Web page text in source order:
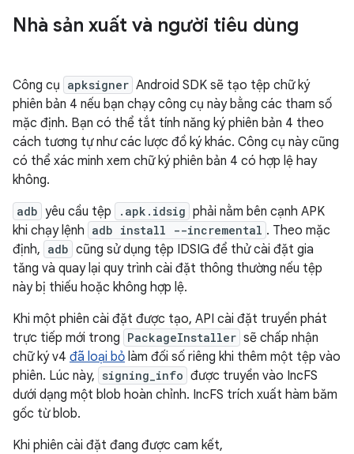
Nhà sản xuất và người tiêu dùng
Công cụ apksigner Android SDK sẽ tạo tệp chữ ký
phiên bản 4 nếu bạn chạy công cụ này bằng các tham số
mặc định. Bạn có thể tắt tính năng ký phiên bản 4 theo
cách tương tự như các lược đồ ký khác. Công cụ này cũng
có thể xác minh xem chữ ký phiên bản 4 có hợp lệ hay
không.
adb yêu cầu tệp .apk.idsig phải nằm bên cạnh APK
khi chạy lệnh adb install --incremental . Theo mặc
định, adb cũng sử dụng tệp IDSIG để thử cài đặt gia
tăng và quay lại quy trình cài đặt thông thường nếu tệp
này bị thiếu hoặc không hợp lệ.
Khi một phiên cài đặt được tạo, API cài đặt truyền phát
trực tiếp mới trong PackageInstaller sẽ chấp nhận
chữ ký v4 đã loại bỏ làm đối số riêng khi thêm một tệp vào
phiên. Lúc này, signing_info được truyền vào IncFS
dưới dạng một blob hoàn chỉnh. IncFS trích xuất hàm băm
gốc từ blob.
Khi phiên cài đặt đang được cam kết,